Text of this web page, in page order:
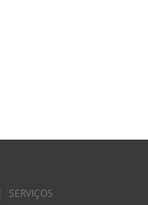
SERVIÇOS